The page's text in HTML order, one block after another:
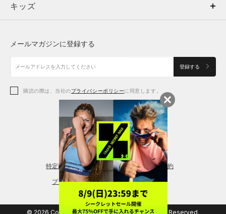
キッズ
アクセサリー
ボトムス
アクセサリー
トップス
シューズ
アクセサリー
レギンス＆タイツ
キッズ
シューズ
メールマガジンに登録する
登録する
購読の際は、当社のプライバシーポリシーに同意します。
特定商取引法に基づく通販の表記 会員規約
プライバシーポリシー
© 2026 Copyright DOME Corporation. All Rights Reserved.